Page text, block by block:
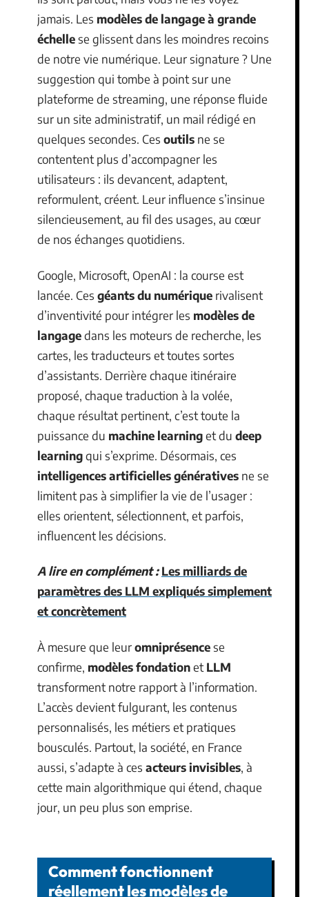
jamais. Les modèles de langage à grande
échellese glissent dans les moindres recoins
de notre vie numérique. Leur signature ? Une
suggestion qui tombe à point sur une
plateforme de streaming, une réponse fluide
sur un site administratif, un mail rédigé en
quelques secondes. Ces outils ne se
contentent plus d’accompagner les
utilisateurs : ils devancent, adaptent,
reformulent, créent. Leur influence s’insinue
silencieusement, au fil des usages, au cœur
de nos échanges quotidiens.
Google, Microsoft, OpenAI : la course est
lancée. Ces géants du numérique rivalisent
d’inventivité pour intégrer les modèles de
langagedans les moteurs de recherche, les
cartes, les traducteurs et toutes sortes
d’assistants. Derrière chaque itinéraire
proposé, chaque traduction à la volée,
chaque résultat pertinent, c’est toute la
puissance du machine learninget du deep
learningqui s’exprime. Désormais, ces
intelligences artificielles génératives ne se
limitent pas à simplifier la vie de l’usager :
elles orientent, sélectionnent, et parfois,
influencent les décisions.
A lire en complément : Les milliards de
paramètres des LLM expliqués simplement
et concrètement
À mesure que leuromniprésencese
confirme, modèles fondationet LLM
transforment notre rapport à l’information.
L’accès devient fulgurant, les contenus
personnalisés, les métiers et pratiques
bousculés. Partout, la société, en France
aussi, s’adapte à ces acteurs invisibles, à
cette main algorithmique qui étend, chaque
jour, un peu plus son emprise.
Comment fonctionnent
réellement les modèles de